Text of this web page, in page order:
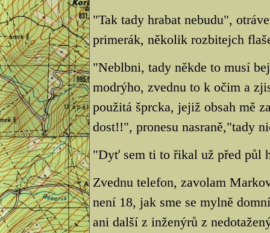
"Tak tady hrabat nebudu",
primerák, několik rozbitejch
"Neblbni, tady někde to musí
modrýho, zvednu to k očim a
použitá šprcka, jejiž obsah mě
dost!!", pronesu nasraně,"tady
"Dyť sem ti to řikal už před půl
Zvednu telefon, zavolam
není 18, jak sme se mylně
ani další z inženýrů z